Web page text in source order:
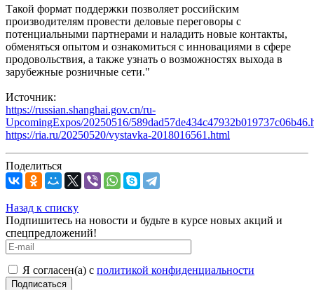
Такой формат поддержки позволяет российским
производителям провести деловые переговоры с
потенциальными партнерами и наладить новые контакты,
обменяться опытом и ознакомиться с инновациями в сфере
продовольствия, а также узнать о возможностях выхода в
зарубежные розничные сети."
Источник:
https://russian.shanghai.gov.cn/ru-
UpcomingExpos/20250516/
https://ria.ru/20250520/vystavka-2018016561.html
Поделиться
Назад к списку
Подпишитесь на новости и будьте в курсе новых акций и
спецпредложений!
Я согласен(а) с политикой конфиденциальности